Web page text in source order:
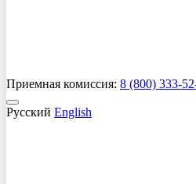
Приемная комиссия: 8 (800) 333-
Русский English